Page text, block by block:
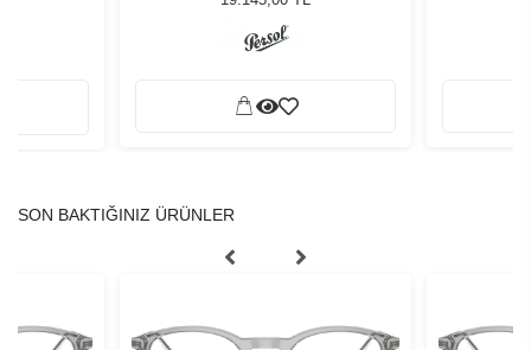
SON BAKTIĞINIZ ÜRÜNLER